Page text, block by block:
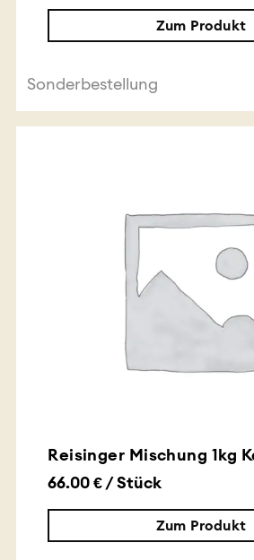
Zum Produkt
Sonderbestellung
Reisinger Mischung 1kg
66.00 € / Stück
Zum Produkt